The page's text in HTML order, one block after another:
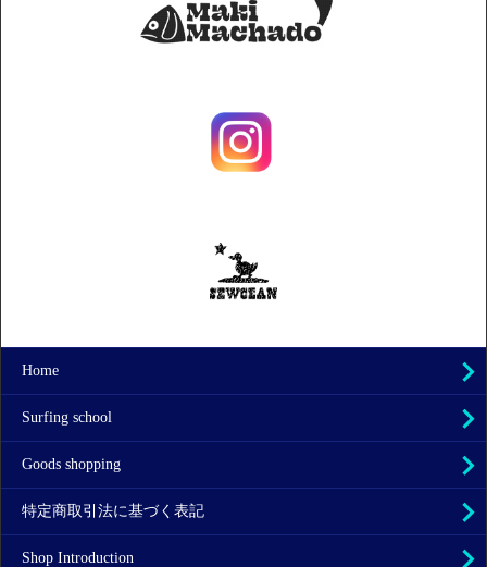
Home
Surfing school
Goods shopping
特定商取引法に基づく表記
Shop Introduction